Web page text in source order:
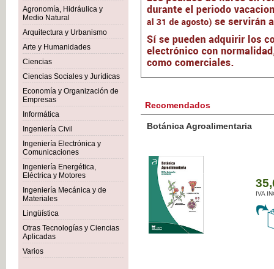
Agronomía, Hidráulica y
Medio Natural
Arquitectura y Urbanismo
Arte y Humanidades
Ciencias
Ciencias Sociales y Jurídicas
Economía y Organización de
Empresas
Informática
Ingeniería Civil
Ingeniería Electrónica y
Comunicaciones
Ingeniería Energética,
Eléctrica y Motores
Ingeniería Mecánica y de
Materiales
Lingüística
Otras Tecnologías y Ciencias
Aplicadas
Varios
Recomendados
Botánica Agroalimentaria
IVA